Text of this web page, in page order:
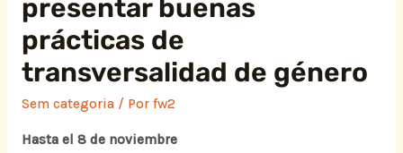
presentar buenas
prácticas de
transversalidad de género
Sem categoria/ Por fw2
Hasta el 8 de noviembre